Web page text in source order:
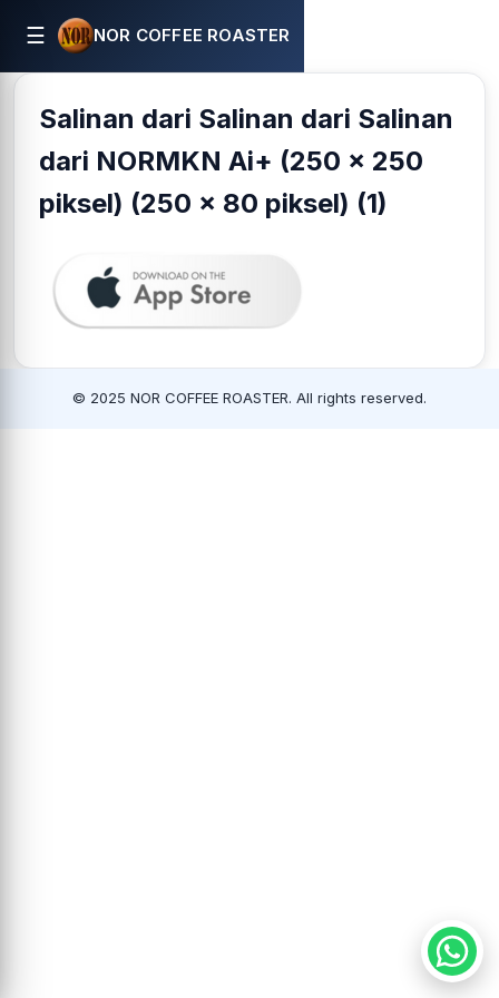
☰ NOR COFFEE ROASTER
Salinan dari Salinan dari Salinan
dari NORMKN Ai+ (250 x 250
piksel) (250 x 80 piksel) (1)
© 2025 NOR COFFEE ROASTER. All rights reserved.